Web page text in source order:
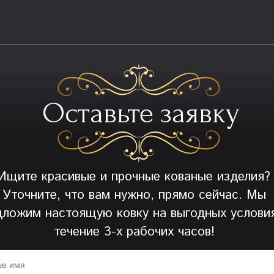
Оставьте заявку
красивые и прочные кованые изделия?
Уточните, что вам нужно, прямо сейчас. Мы
настоящую ковку на выгодных
течение 3-х рабочих часов!